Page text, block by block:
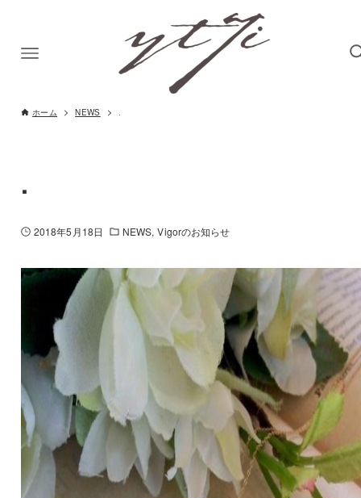
ホーム NEWS .
.
2018年5月18日 NEWS Vigorのお知らせ